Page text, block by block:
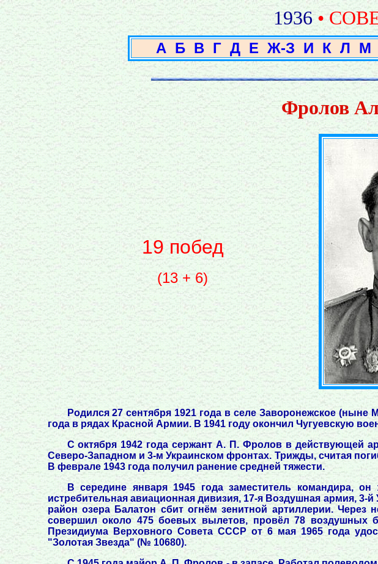
1936 •
А Б В Г Д Е Ж-З И К Л М
Фролов
19 побед
(13 + 6)
Родился 27 сентября 1921 года в селе Заворонежское
года в рядах Красной Армии. В 1941 году окончил Чугуевскую
С октября 1942 года сержант А. П. Фролов в действующей
Северо-Западном и 3-м Украинском фронтах. Трижды, считая
В феврале 1943 года получил ранение средней тяжести.
В середине января 1945 года заместитель командира,
истребительная авиационная дивизия, 17-я Воздушная армия,
район озера Балатон сбит огнём зенитной артиллерии.
совершил около 475 боевых вылетов, провёл 78 воздушных
Президиума Верховного Совета СССР от 6 мая 1965 года
"Золотая Звезда" (№ 10680).